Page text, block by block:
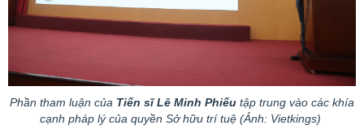
Phần tham luận của Tiến sĩ Lê Minh Phiếu tập trung vào các khía
cạnh pháp lý của quyền Sở hữu trí tuệ (Ảnh: Vietkings)